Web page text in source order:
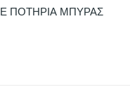
ΠΟΤΗΡΙΑ ΜΠΥΡΑΣ